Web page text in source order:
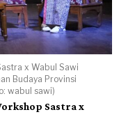
x Wabul Sawi
Budaya Provinsi
wabul sawi)
Sastra x